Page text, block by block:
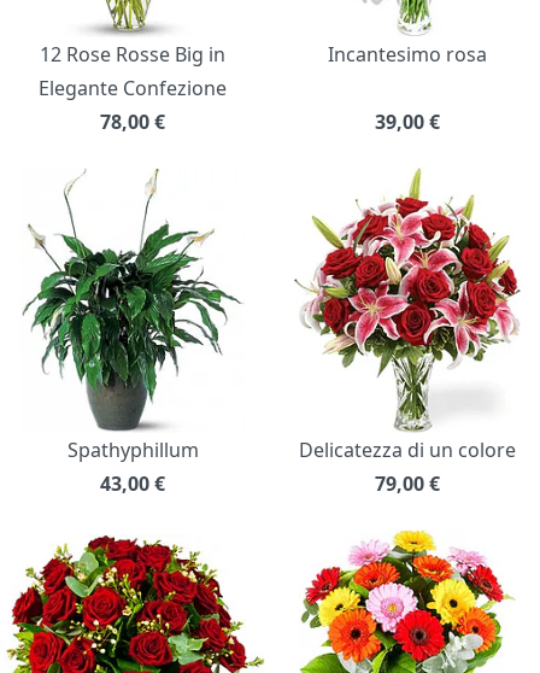
12 Rose Rosse Big in
Elegante Confezione
78,00€
Incantesimo rosa
39,00€
Spathyphillum
43,00€
Delicatezza di un colore
79,00€